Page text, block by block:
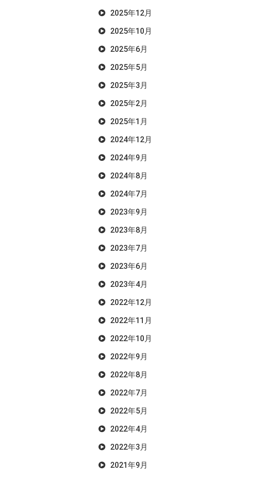
2025年12月
2025年10月
2025年6月
2025年5月
2025年3月
2025年2月
2025年1月
2024年12月
2024年9月
2024年8月
2024年7月
2023年9月
2023年8月
2023年7月
2023年6月
2023年4月
2022年12月
2022年11月
2022年10月
2022年9月
2022年8月
2022年7月
2022年5月
2022年4月
2022年3月
2021年9月